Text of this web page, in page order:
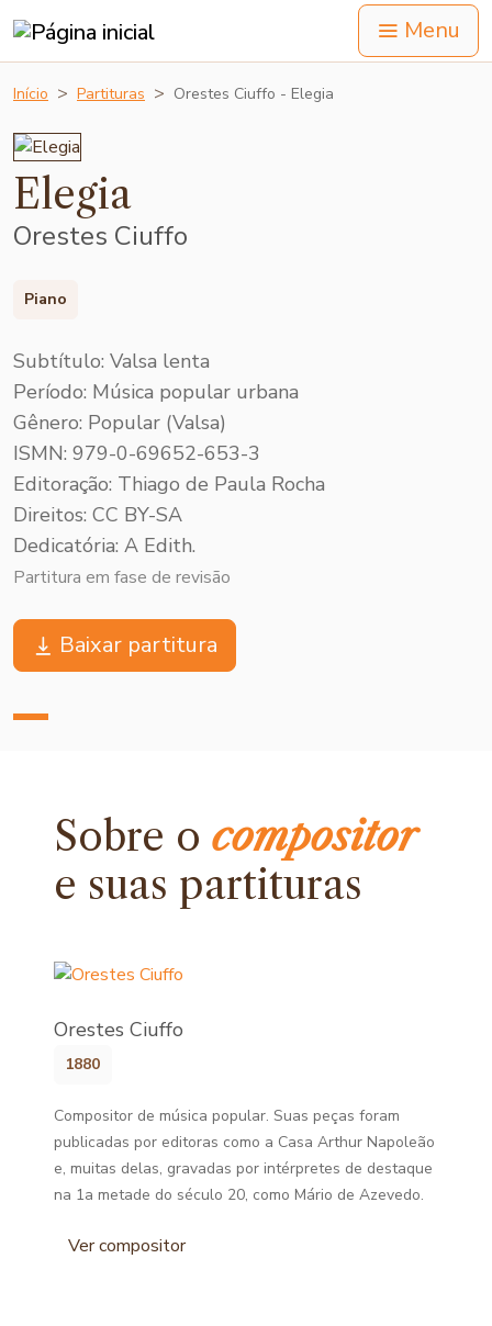
Menu
Início Partituras Orestes Ciuffo - Elegia
Elegia
Orestes Ciuffo
Piano
Subtítulo: Valsa lenta
Período: Música popular urbana
Gênero: Popular (Valsa)
ISMN: 979-0-69652-653-3
Editoração: Thiago de Paula Rocha
Direitos: CC BY-SA
Dedicatória: A Edith.
Partitura em fase de revisão
Baixar partitura
Sobre ocompositor
e suas partituras
Orestes Ciuffo
1880
Compositor de música popular. Suas peças foram
publicadas por editoras como a Casa Arthur Napoleão
e, muitas delas, gravadas por intérpretes de destaque
na 1a metade do século 20, como Mário de Azevedo.
Ver compositor